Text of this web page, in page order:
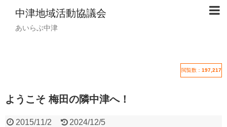
中津地域活動協議会
あいらぶ中津
閲覧数： 197,217
ようこそ 梅田の隣中津へ！
2015/11/2 2024/12/5